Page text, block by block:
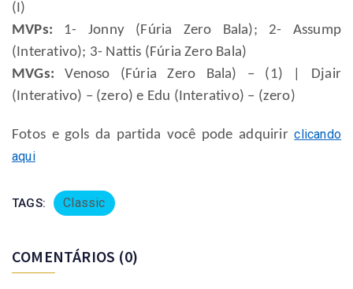
(I)
MVPs: 1- Jonny (Fúria Zero Bala); 2- Assump
(Interativo); 3- Nattis (Fúria Zero Bala)
MVGs: Venoso (Fúria Zero Bala) – (1) | Djair
(Interativo) – (zero) e Edu (Interativo) – (zero)
Fotos e gols da partida você pode adquirirclicando
aqui
TAGS: Classic
COMENTÁRIOS (0)